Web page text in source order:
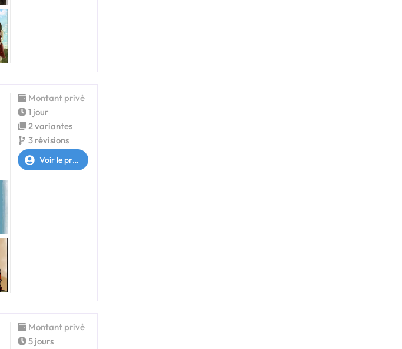
Montant privé
1 jour
2 variantes
3 révisions
Voir le profil
Montant privé
5 jours